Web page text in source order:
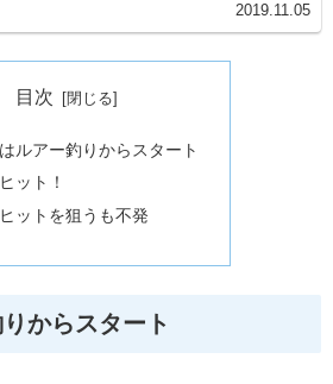
2019.11.05
目次
ルアー釣りからスタート
ット！
ットを狙うも不発
からスタート